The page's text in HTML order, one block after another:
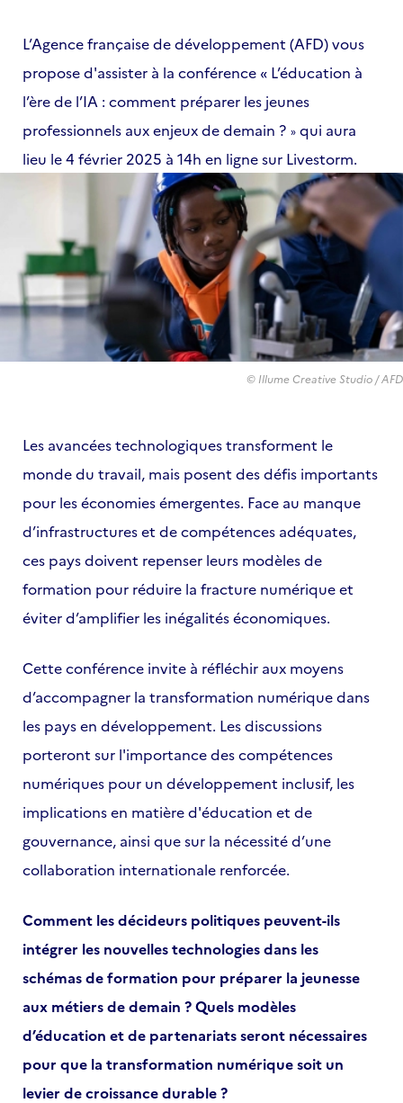
L’Agence française de développement (AFD) vous
propose d'assister à la conférence « L’éducation à
l’ère de l’IA : comment préparer les jeunes
professionnels aux enjeux de demain ? » qui aura
lieu le 4 février 2025 à 14h en ligne sur Livestorm.
© Illume Creative Studio / AFD
Les avancées technologiques transforment le
monde du travail, mais posent des défis importants
pour les économies émergentes. Face au manque
d’infrastructures et de compétences adéquates,
ces pays doivent repenser leurs modèles de
formation pour réduire la fracture numérique et
éviter d’amplifier les inégalités économiques.
Cette conférence invite à réfléchir aux moyens
d’accompagner la transformation numérique dans
les pays en développement. Les discussions
porteront sur l'importance des compétences
numériques pour un développement inclusif, les
implications en matière d'éducation et de
gouvernance, ainsi que sur la nécessité d’une
collaboration internationale renforcée.
Comment les décideurs politiques peuvent-ils
intégrer les nouvelles technologies dans les
schémas de formation pour préparer la jeunesse
aux métiers de demain ? Quels modèles
d’éducation et de partenariats seront nécessaires
pour que la transformation numérique soit un
levier de croissance durable ?